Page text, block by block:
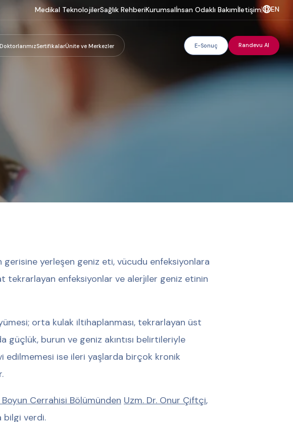
Medikal TeknolojilerSağlık RehberiKurumsalİnsan Odaklı Bakımİletişim| EN
SertifikalarÜnite ve Merkezler E-Sonuç Randevu Al
gerisine yerleşen geniz eti, vücudu enfeksiyonlara
tekrarlayan enfeksiyonlar ve alerjiler geniz etinin
orta kulak iltihaplanması, tekrarlayan üst
güçlük, burun ve geniz akıntısı belirtileriyle
edilmemesi ise ileri yaşlarda birçok kronik
Cerrahisi Bölümünden Uzm. Dr. Onur Çiftçi,
bilgi verdi.